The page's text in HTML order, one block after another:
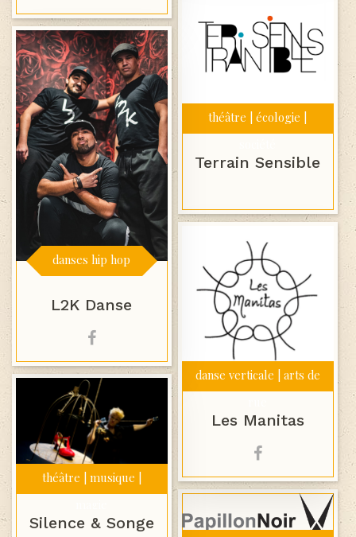
théâtre | écologie |
Terrain Sensible
danse verticale | arts de
Les Manitas
théâtre | musique |
Silence & Songe
danses hip hop
L2K Danse